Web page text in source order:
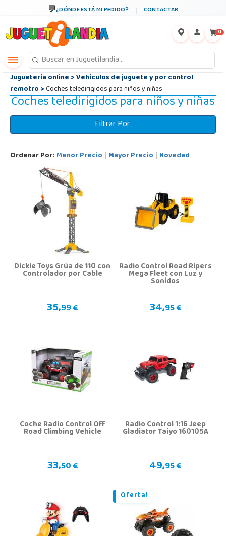
¿DÓNDE ESTÁ MI PEDIDO? CONTACTAR
0
Juguetería online>Vehículos de juguete y por control
remotro>Coches teledirigidos para niños y niñas
Coches teledirigidos para niños y niñas
Filtrar Por:
Ordenar Por: Menor Precio | Mayor Precio | Novedad
Dickie Toys Grúa de 110 con
Controlador por Cable
35,99 €
Radio Control Road Ripers
Mega Fleet con Luz y
Sonidos
34,95 €
Coche Radio Control Off
Road Climbing Vehicle
33,50 €
Radio Control 1:16 Jeep
Gladiator Taiyo 160105A
49,95 €
Oferta!